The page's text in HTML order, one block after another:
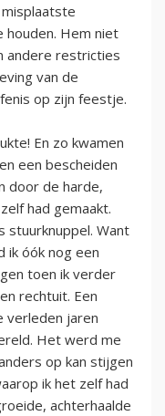
houden. Hem niet
andere restricties
van de
op zijn feestje.
En zo kwamen
een bescheiden
door de harde,
had gemaakt.
stuurknuppel. Want
ik óók nog een
toen ik verder
rechtuit. Een
verleden jaren
Het werd me
op kan stijgen
ik het zelf had
achterhaalde